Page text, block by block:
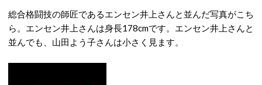
総合格闘技の師匠であるエンセン井上さんと並んだ写真がこち
ら。エンセン井上さんは身長178cmです。エンセン井上さんと
並んでも、山田よう子さんは小さく見ます。